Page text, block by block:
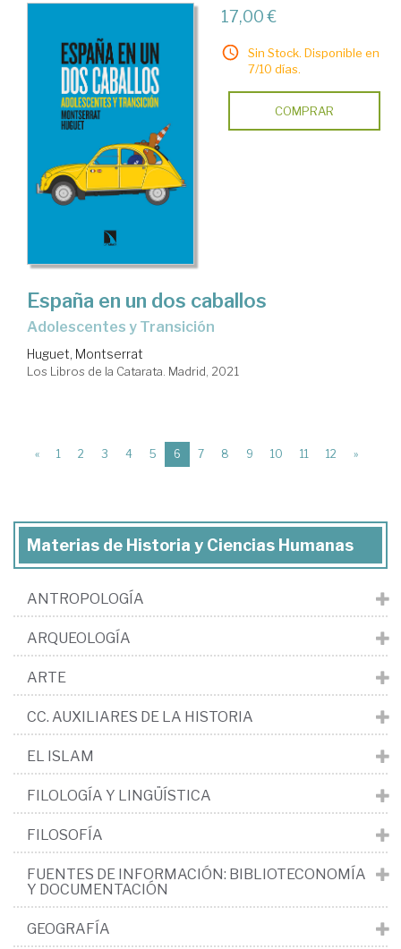
17,00 €
Sin Stock. Disponible en
7/10 días.
COMPRAR
España en un dos caballos
adolescentes y Transición
Huguet, Montserrat
Los Libros de la Catarata. Madrid, 2021
« 1 2 3 4 5 6 (current)
7 8 9 10 11 12 »
Materias de Historia y Ciencias Humanas
ANTROPOLOGÍA
ARQUEOLOGÍA
ARTE
CC. AUXILIARES DE LA HISTORIA
EL ISLAM
FILOLOGÍA Y LINGÜÍSTICA
FILOSOFÍA
FUENTES DE INFORMACIÓN: BIBLIOTECONOMÍA
Y DOCUMENTACIÓN
GEOGRAFÍA